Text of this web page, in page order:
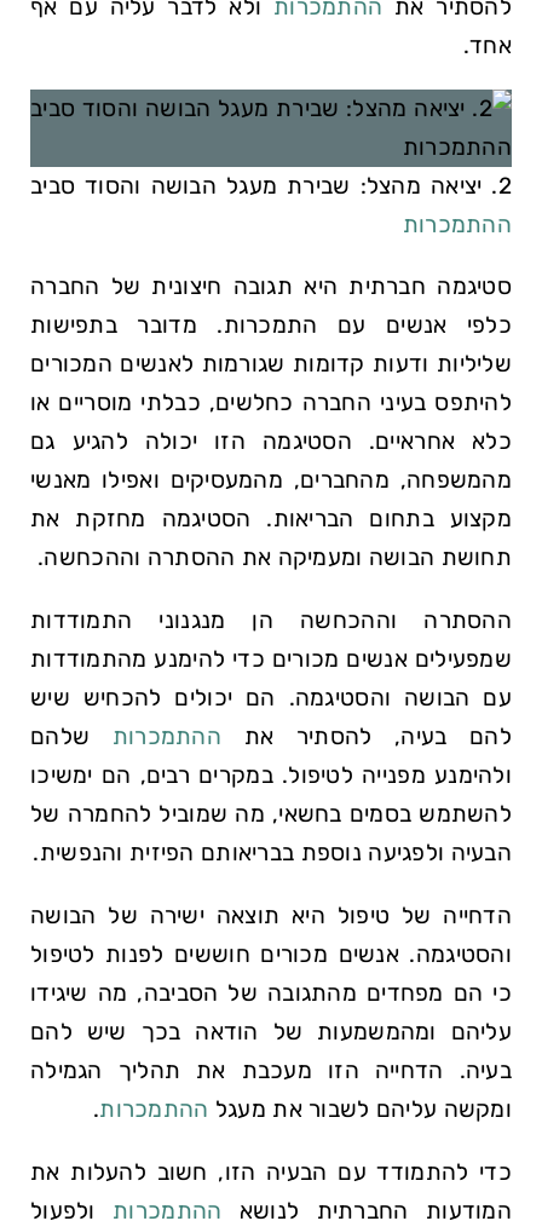
להסתיר את ההתמכרות ולא לדבר עליה עם אף
אחד.
2. יציאה מהצל: שבירת מעגל הבושה והסוד סביב
ההתמכרות
סטיגמה חברתית היא תגובה חיצונית של החברה
כלפי אנשים עם התמכרות. מדובר בתפישות
שליליות ודעות קדומות שגורמות לאנשים המכורים
להיתפס בעיני החברה כחלשים, כבלתי מוסריים או
כלא אחראיים. הסטיגמה הזו יכולה להגיע גם
מהמשפחה, מהחברים, מהמעסיקים ואפילו מאנשי
מקצוע בתחום הבריאות. הסטיגמה מחזקת את
תחושת הבושה ומעמיקה את ההסתרה וההכחשה.
ההסתרה וההכחשה הן מנגנוני התמודדות
שמפעילים אנשים מכורים כדי להימנע מהתמודדות
עם הבושה והסטיגמה. הם יכולים להכחיש שיש
להם בעיה, להסתיר את ההתמכרות שלהם
ולהימנע מפנייה לטיפול. במקרים רבים, הם ימשיכו
להשתמש בסמים בחשאי, מה שמוביל להחמרה של
הבעיה ולפגיעה נוספת בבריאותם הפיזית והנפשית.
הדחייה של טיפול היא תוצאה ישירה של הבושה
והסטיגמה. אנשים מכורים חוששים לפנות לטיפול
כי הם מפחדים מהתגובה של הסביבה, מה שיגידו
עליהם ומהמשמעות של הודאה בכך שיש להם
בעיה. הדחייה הזו מעכבת את תהליך הגמילה
ומקשה עליהם לשבור את מעגל ההתמכרות.
כדי להתמודד עם הבעיה הזו, חשוב להעלות את
המודעות החברתית לנושא ההתמכרות ולפעול